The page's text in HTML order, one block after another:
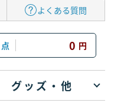
よくある質問
点 0 円
グッズ・他